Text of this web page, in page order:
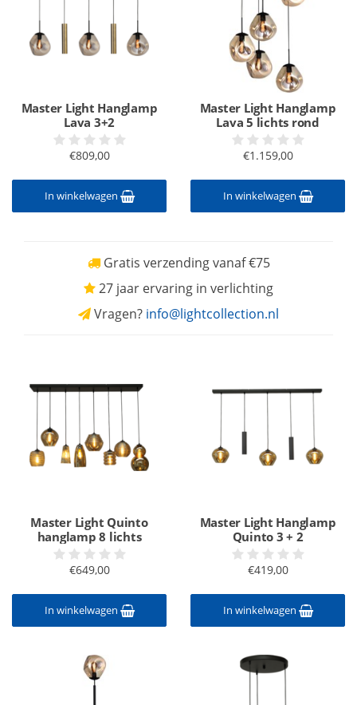
Master Light Hanglamp
Lava 3+2
€809,00
In winkelwagen
Master Light Hanglamp
Lava 5 lichts rond
€1.159,00
In winkelwagen
Gratis verzending vanaf €75
27 jaar ervaring in verlichting
Vragen? info@lightcollection.nl
Master Light Quinto
hanglamp 8 lichts
€649,00
In winkelwagen
Master Light Hanglamp
Quinto 3 + 2
€419,00
In winkelwagen